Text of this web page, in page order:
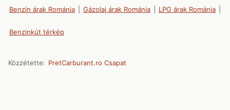
Benzin árak Románia Gázolaj árak Románia LPG árak Románia
Benzinkút térkép
Közzétette: PretCarburant.ro Csapat